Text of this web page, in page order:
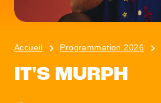
Accueil Programmation 2026
IT'S MURPH